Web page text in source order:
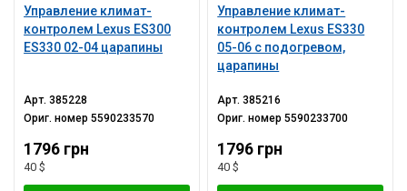
Управление климат-
контролем Lexus ES300
ES330 02-04 царапины
Арт.385228
Ориг. номер5590233570
1796 грн
40 $
Управление климат-
контролем Lexus ES330
05-06 с подогревом,
царапины
Арт.385216
Ориг. номер5590233700
1796 грн
40 $